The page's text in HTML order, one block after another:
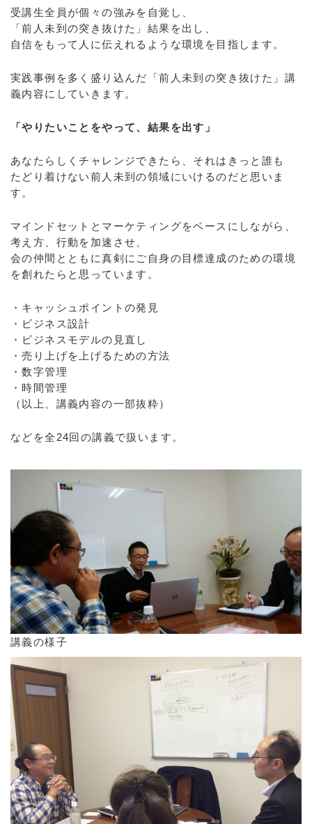
受講生全員が個々の強みを自覚し、
「前人未到の突き抜けた」結果を出し、
自信をもって人に伝えれるような環境を目指します。
実践事例を多く盛り込んだ「前人未到の突き抜けた」講
義内容にしていきます。
「やりたいことをやって、結果を出す」
あなたらしくチャレンジできたら、それはきっと誰も
たどり着けない前人未到の領域にいけるのだと思いま
す。
マインドセットとマーケティングをベースにしながら、
考え方、行動を加速させ、
会の仲間とともに真剣にご自身の目標達成のための環境
を創れたらと思っています。
・キャッシュポイントの発見
・ビジネス設計
・ビジネスモデルの見直し
・売り上げを上げるための方法
・数字管理
・時間管理
（以上、講義内容の一部抜粋）
などを全24回の講義で扱います。
講義の様子